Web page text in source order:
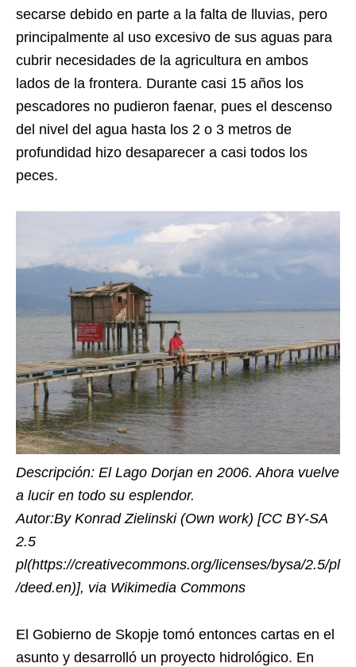
secarse debido en parte a la falta de lluvias, pero
principalmente al uso excesivo de sus aguas para
cubrir necesidades de la agricultura en ambos
lados de la frontera. Durante casi 15 años los
pescadores no pudieron faenar, pues el descenso
del nivel del agua hasta los 2 o 3 metros de
profundidad hizo desaparecer a casi todos los
peces.
Descripción: El Lago Dorjan en 2006. Ahora vuelve
a lucir en todo su esplendor.
Autor:By Konrad Zielinski (Own work) [CC BY-SA
2.5
pl(https://creativecommons.org/licenses/bysa/2.5/pl
/deed.en)], via Wikimedia Commons
El Gobierno de Skopje tomó entonces cartas en el
asunto y desarrolló un proyecto hidrológico. En